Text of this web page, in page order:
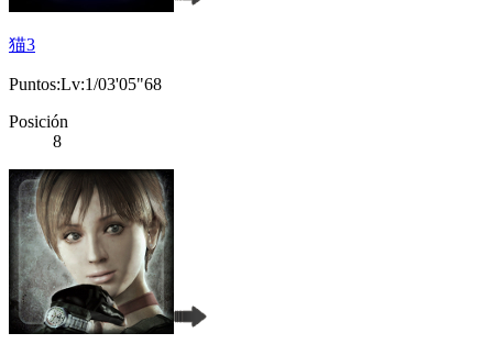
猫3
Puntos:Lv:1/03'05"68
Posición
8